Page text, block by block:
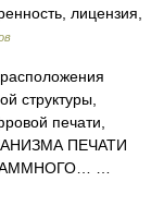
лицензия,
структуры,
печати,
ПЕЧАТИ
…